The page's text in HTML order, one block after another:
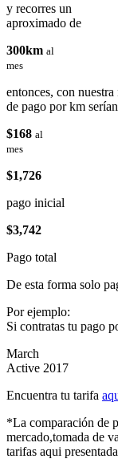
y recorres un
aproximado de
300km al
mes
entonces, con
de pago por km serían
$168 al
mes
$1,726
pago inicial
$3,742
Pago total
De esta forma solo
Por ejemplo:
Si contratas tu pago
March
Active 2017
Encuentra tu tarifa
*La comparación de
mercado,tomada de
tarifas aqui